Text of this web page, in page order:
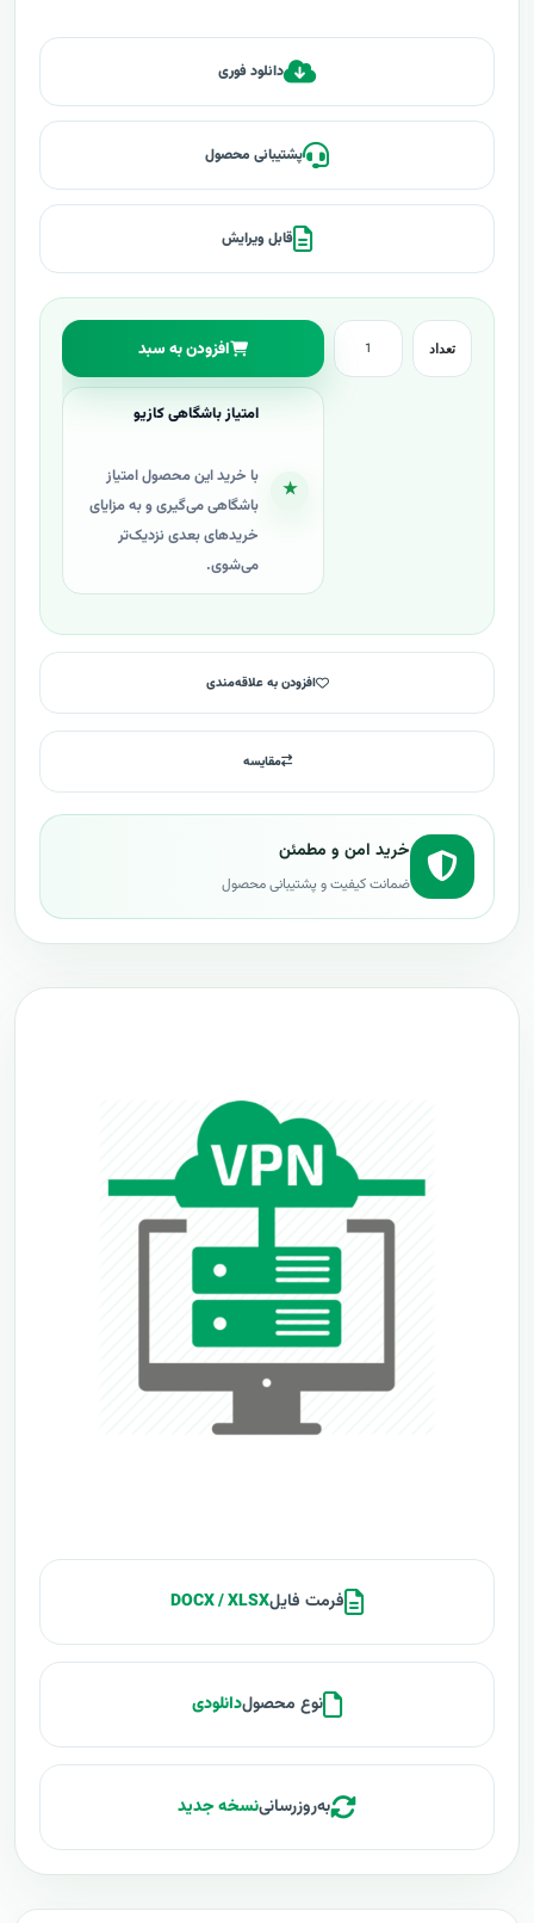
دانلود فوری
پشتیبانی محصول
قابل ویرایش
تعداد افزودن به سبد
★
امتیاز باشگاهی کازیو
با خرید این محصول امتیاز
باشگاهی می‌گیری و به مزایای
خریدهای بعدی نزدیک‌تر
می‌شوی.
افزودن به علاقه‌مندی
مقایسه
خرید امن و مطمئن
ضمانت کیفیت و پشتیبانی محصول
فرمت فایلDOCX / XLSX
نوع محصولدانلودی
به‌روزرسانینسخه جدید